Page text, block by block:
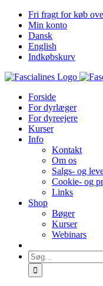
Skip
content
Fri fragt for køb
Min konto
Dansk
English
Indkøbskurv
Forside
For dyrlæger
For dyreejere
Kurser
Info
Kontakt
Om os
Salgs- og
Cookie- og
Links
Shop
Bøger
Kurser
Webinars
Søg
efter: